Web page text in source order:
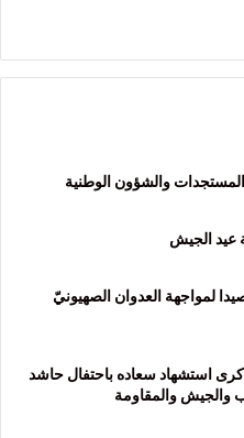
والشؤون الوطنية
عيد الجيش
لمواجهة العدوان الصهيونيّ
استشهاد سعاده باحتفال حاشد
والجيش والمقاومة